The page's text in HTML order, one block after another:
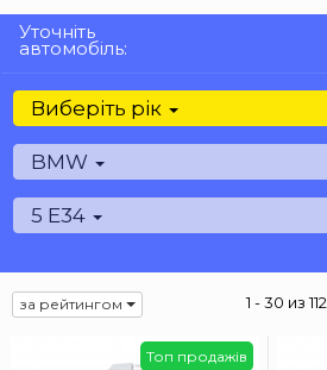
Уточніть
автомобіль:
Виберіть рік
BMW
5 E34
за рейтингом 1 - 30 из 112
Топ продажів